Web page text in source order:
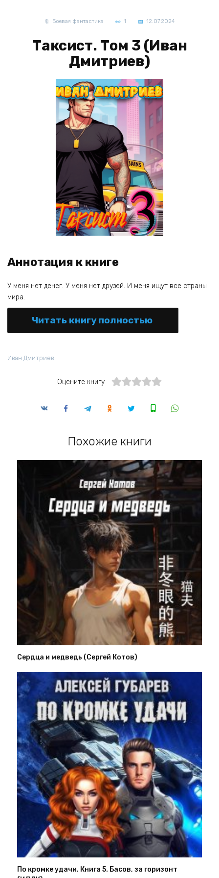
Боевая фантастика 1 12.07.2024
Таксист. Том 3 (Иван
Дмитриев)
Аннотация к книге
У меня нет денег. У меня нет друзей. И меня ищут все страны
мира.
Читать книгу полностью
Иван Дмитриев
Оцените книгу
Похожие книги
Сердца и медведь (Сергей Котов)
По кромке удачи. Книга 5. Басов, за горизонт